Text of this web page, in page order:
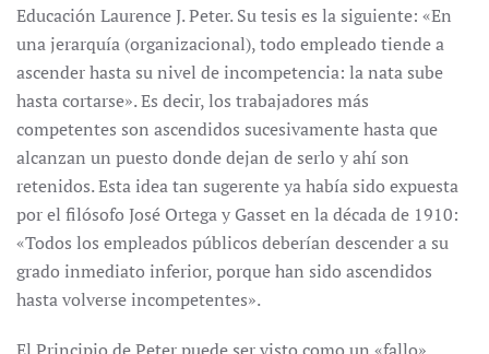
Educación Laurence J. Peter. Su tesis es la siguiente: «En
una jerarquía (organizacional), todo empleado tiende a
ascender hasta su nivel de incompetencia: la nata sube
hasta cortarse». Es decir, los trabajadores más
competentes son ascendidos sucesivamente hasta que
alcanzan un puesto donde dejan de serlo y ahí son
retenidos. Esta idea tan sugerente ya había sido expuesta
por el filósofo José Ortega y Gasset en la década de 1910:
«Todos los empleados públicos deberían descender a su
grado inmediato inferior, porque han sido ascendidos
hasta volverse incompetentes».